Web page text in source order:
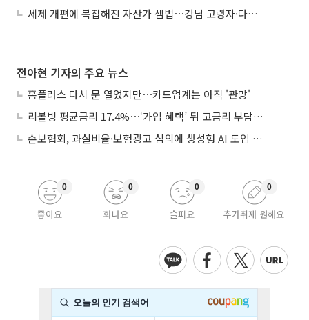
세제 개편에 복잡해진 자산가 셈법⋯강남 고령자·다주택자 ‘자산재편 고심’
전아현 기자의 주요 뉴스
홈플러스 다시 문 열었지만⋯카드업계는 아직 '관망'
리볼빙 평균금리 17.4%⋯‘가입 혜택’ 뒤 고금리 부담 주의
손보협회, 과실비율·보험광고 심의에 생성형 AI 도입 추진
좋아요
0
화나요
0
슬퍼요
0
추가취재 원해요
0